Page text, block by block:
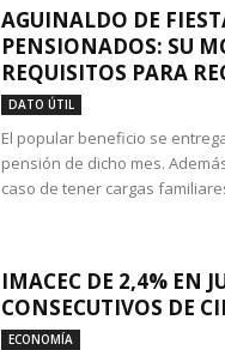
AGUINALDO DE
PENSIONADOS: SU
REQUISITOS PARA
DATO ÚTIL
El popular beneficio se
pensión de dicho mes.
caso de tener cargas
IMACEC DE 2,4% EN
CONSECUTIVOS DE
ECONOMÍA